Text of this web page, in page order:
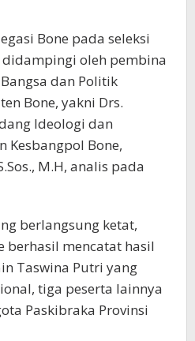
Bone pada seleksi
oleh pembina
dan Politik
Bone, yakni Drs.
Ideologi dan
Kesbangpol Bone,
M.H, analis pada
berlangsung ketat,
berhasil mencatat hasil
Taswina Putri yang
tiga peserta lainnya
Paskibraka Provinsi